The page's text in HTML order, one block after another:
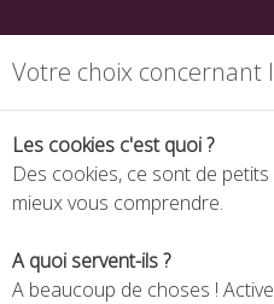
Votre choix concernant
Les cookies c'est quoi ?
Des cookies, ce sont de
mieux vous comprendre.
A quoi servent-ils ?
A beaucoup de choses !